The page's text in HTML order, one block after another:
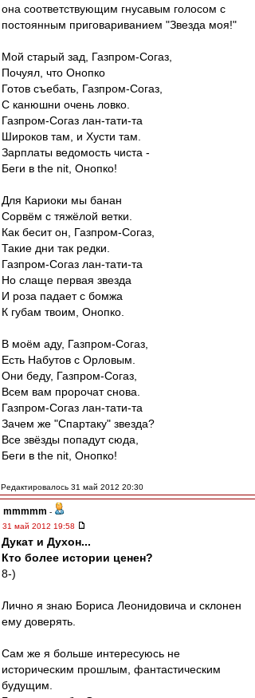
она соответствующим гнусавым голосом с
постоянным приговариванием "Звезда моя!"
Мой старый зад, Газпром-Согаз,
Почуял, что Онопко
Готов съебать, Газпром-Согаз,
С канюшни очень ловко.
Газпром-Согаз лан-тати-та
Широков там, и Хусти там.
Зарплаты ведомость чиста -
Беги в the nit, Онопко!
Для Кариоки мы банан
Сорвём с тяжёлой ветки.
Как бесит он, Газпром-Согаз,
Такие дни так редки.
Газпром-Согаз лан-тати-та
Но слаще первая звезда
И роза падает с бомжа
К губам твоим, Онопко.
В моём аду, Газпром-Согаз,
Есть Набутов с Орловым.
Они беду, Газпром-Согаз,
Всем вам пророчат снова.
Газпром-Согаз лан-тати-та
Зачем же "Спартаку" звезда?
Все звёзды попадут сюда,
Беги в the nit, Онопко!
Редактировалось 31 май 2012 20:30
mmmmm -
31 май 2012 19:58
Дукат и Духон...
Кто более истории ценен?
8-)
Лично я знаю Бориса Леонидовича и склонен
ему доверять.
Сам же я больше интересуюсь не
историческим прошлым, фантастическим
будущим.